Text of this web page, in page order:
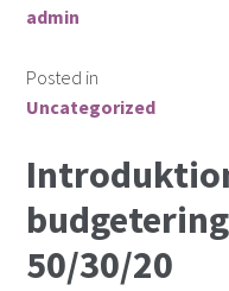
admin
Posted in
Uncategorized
50/30/20